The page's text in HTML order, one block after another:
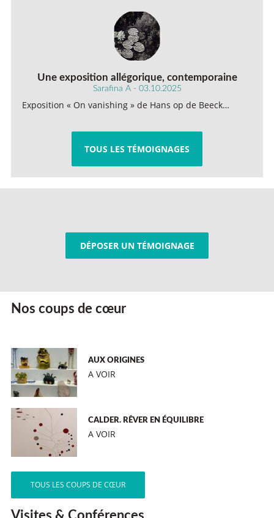
Une exposition allégorique, contemporaine
Sarafina A - 03.10.2025
Exposition « On vanishing » de Hans op de Beeck…
TOUS LES TÉMOIGNAGES
DÉPOSER UN TÉMOIGNAGE
Nos coups de cœur
AUX ORIGINES
A VOIR
CALDER. RÊVER EN ÉQUILIBRE
A VOIR
TOUS LES COUPS DE CŒUR